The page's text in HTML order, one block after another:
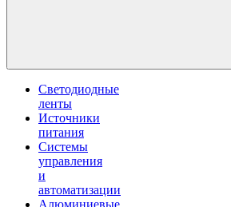
Светодиодные
ленты
Источники
питания
Системы
управления
и
автоматизации
Алюминиевые